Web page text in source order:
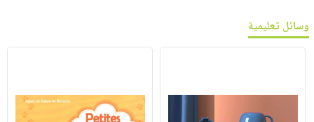
وسائل تعليمية